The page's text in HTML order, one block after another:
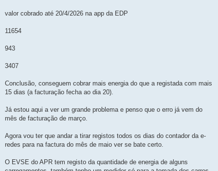
valor cobrado até 20/4/2026 na app da EDP
11654
943
3407
Conclusão, conseguem cobrar mais energia do que a registada com mais
15 dias (a facturação fecha ao dia 20).
Já estou aqui a ver um grande problema e penso que o erro já vem do
mês de facturação de março.
Agora vou ter que andar a tirar registos todos os dias do contador da e-
redes para na factura do mês de maio ver se bate certo.
O EVSE do APR tem registo da quantidade de energia de alguns